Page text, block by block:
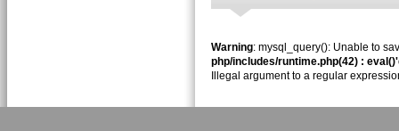
Warning: mysql_query(): Unable to
php/includes/runtime.php(42) :
Illegal argument to a regular